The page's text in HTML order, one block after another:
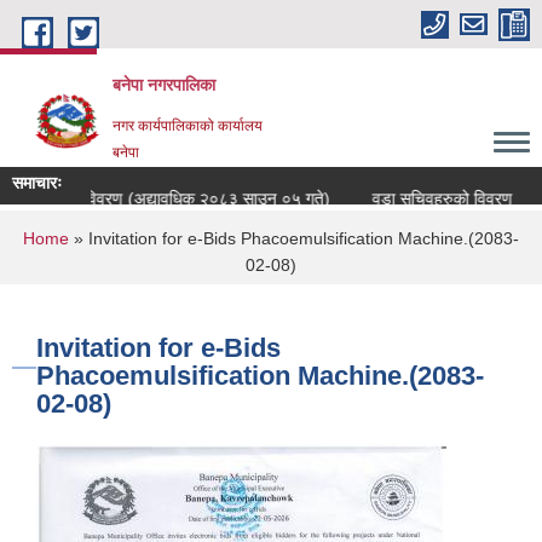
Skip to main content
बनेपा नगरपालिका
नगर कार्यपालिकाको कार्यालय
बनेपा
समाचारः
विवरण (अद्यावधिक २०८३ साउन ०५ गते)
वडा सचिवहरुको विवरण
You are here
Home » Invitation for e-Bids Phacoemulsification Machine.(2083-
02-08)
Invitation for e-Bids
Phacoemulsification Machine.(2083-
02-08)